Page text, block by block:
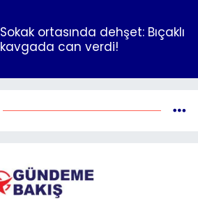
Sokak ortasında dehşet: Bıçaklı
kavgada can verdi!